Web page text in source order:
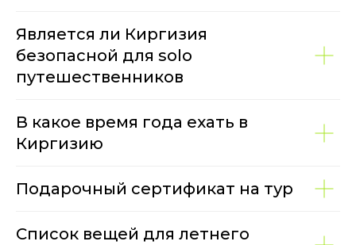
Является ли Киргизия
безопасной для solo
путешественников
В какое время года ехать в
Киргизию
Подарочный сертификат на тур
Список вещей для летнего